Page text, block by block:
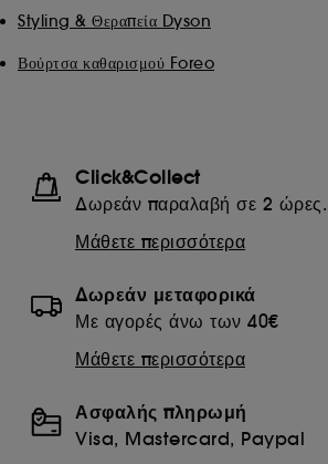
Styling & Θεραπεία Dyson
Βούρτσα καθαρισμού Foreo
Click&Collect
Δωρεάν παραλαβή σε 2 ώρες.
Μάθετε περισσότερα
Δωρεάν μεταφορικά
Με αγορές άνω των 40€
Μάθετε περισσότερα
Ασφαλής πληρωμή
Visa, Mastercard, Paypal